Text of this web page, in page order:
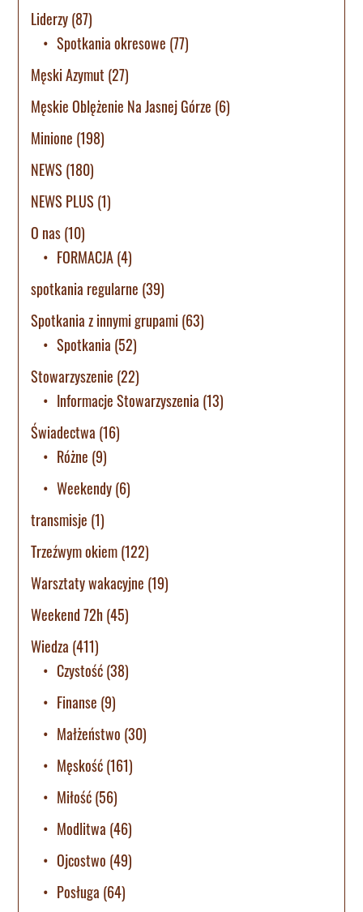
Liderzy(87)
Spotkania okresowe (77)
Męski Azymut (27)
Męskie Oblężenie Na Jasnej Górze (6)
Minione (198)
NEWS (180)
NEWS PLUS (1)
O nas(10)
FORMACJA(4)
spotkania regularne (39)
Spotkania z innymi grupami (63)
Spotkania (52)
Stowarzyszenie (22)
Informacje Stowarzyszenia (13)
Świadectwa (16)
Różne (9)
Weekendy(6)
transmisje (1)
Trzeźwym okiem(122)
Warsztaty wakacyjne (19)
Weekend 72h(45)
Wiedza (411)
Czystość(38)
Finanse (9)
Małżeństwo (30)
Męskość(161)
Miłość(56)
Modlitwa (46)
Ojcostwo (49)
Posługa (64)